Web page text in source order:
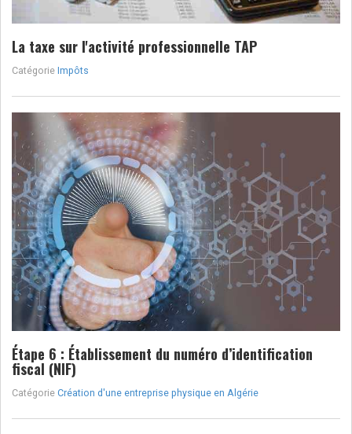
La taxe sur l'activité professionnelle TAP
Catégorie Impôts
Étape 6 : Établissement du numéro d’identification
fiscal (NIF)
Catégorie Création d'une entreprise physique en Algérie